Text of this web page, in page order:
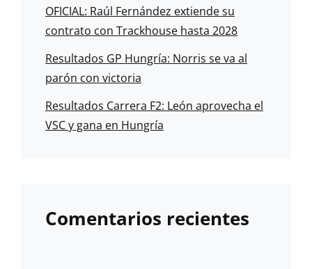
OFICIAL: Raúl Fernández extiende su
contrato con Trackhouse hasta 2028
Resultados GP Hungría: Norris se va al
parón con victoria
Resultados Carrera F2: León aprovecha el
VSC y gana en Hungría
Comentarios recientes